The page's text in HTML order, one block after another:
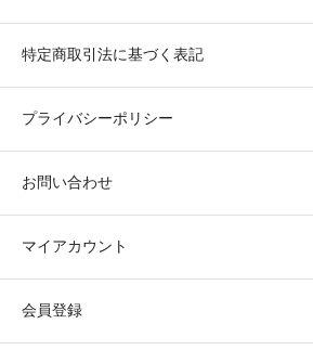
特定商取引法に基づく表記
プライバシーポリシー
お問い合わせ
マイアカウント
会員登録